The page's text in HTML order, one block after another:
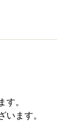
す。
います。